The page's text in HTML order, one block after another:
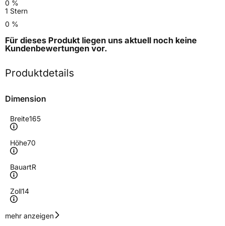
0 %
1 Stern
0 %
Für dieses Produkt liegen uns aktuell noch keine
Kundenbewertungen vor.
Produktdetails
Dimension
Breite165
Höhe70
BauartR
Zoll14
Geschwindigkeitsindex
mehr anzeigen